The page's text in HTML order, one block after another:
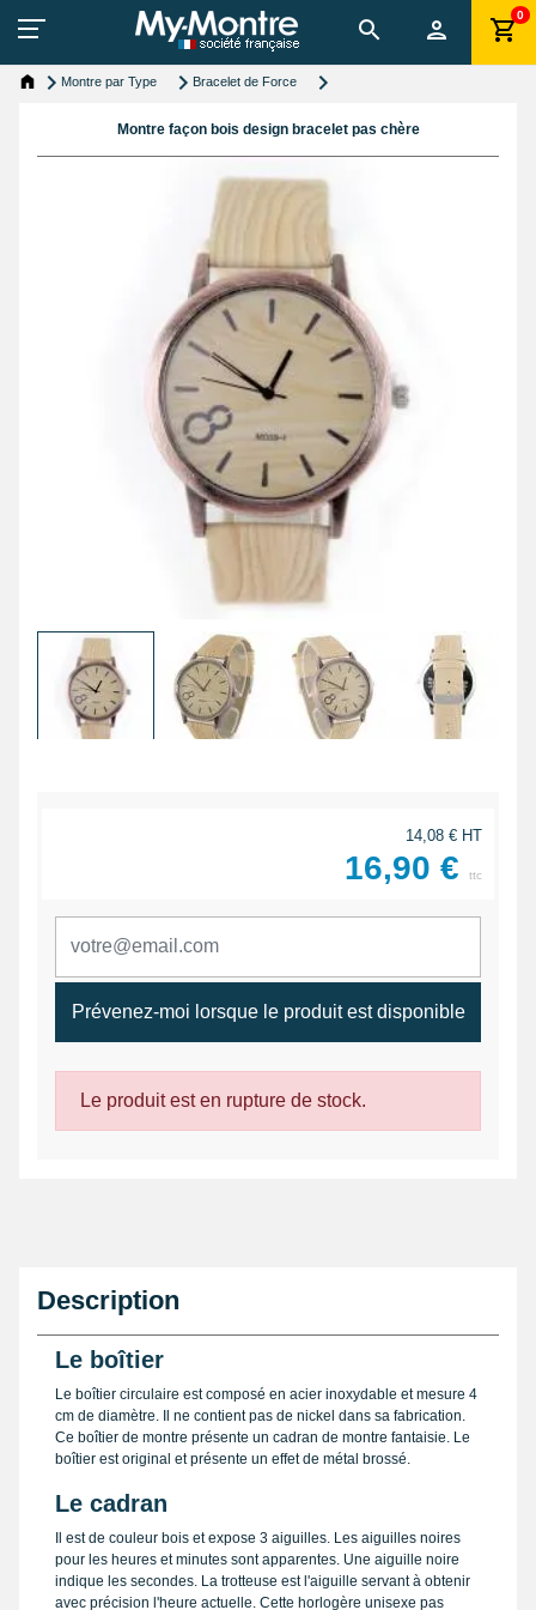
0
Montre par Type Bracelet de Force
Montre façon bois design bracelet pas chère
14,08 € HT
16,90 € ttc
Prévenez-moi lorsque le produit est disponible
Le produit est en rupture de stock.
Description
Le boîtier
Le boîtier circulaire est composé en acier inoxydable et mesure 4
cm de diamètre. Il ne contient pas de nickel dans sa fabrication.
Ce boîtier de montre présente un cadran de montre fantaisie. Le
boîtier est original et présente un effet de métal brossé.
Le cadran
Il est de couleur bois et expose 3 aiguilles. Les aiguilles noires
pour les heures et minutes sont apparentes. Une aiguille noire
indique les secondes. La trotteuse est l'aiguille servant à obtenir
avec précision l'heure actuelle. Cette horlogère unisexe pas